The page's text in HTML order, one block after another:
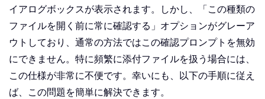
イアログボックスが表示されます。しかし、「この種類の
ファイルを開く前に常に確認する」オプションがグレーア
ウトしており、通常の方法ではこの確認プロンプトを無効
にできません。特に頻繁に添付ファイルを扱う場合には、
この仕様が非常に不便です。幸いにも、以下の手順に従え
ば、この問題を簡単に解決できます。